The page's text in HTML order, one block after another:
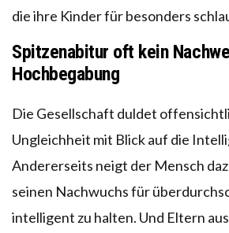
die ihre Kinder für besonders
Spitzenabitur oft kein
Hochbegabung
Die Gesellschaft duldet
Ungleichheit mit Blick auf die
Andererseits neigt der Mensch
seinen Nachwuchs für
intelligent zu halten. Und Eltern